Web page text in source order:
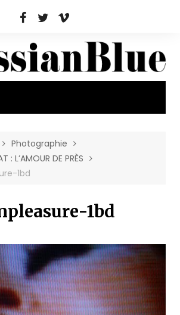
Photographie
: L’AMOUR DE PRÈS
1bd
1bd